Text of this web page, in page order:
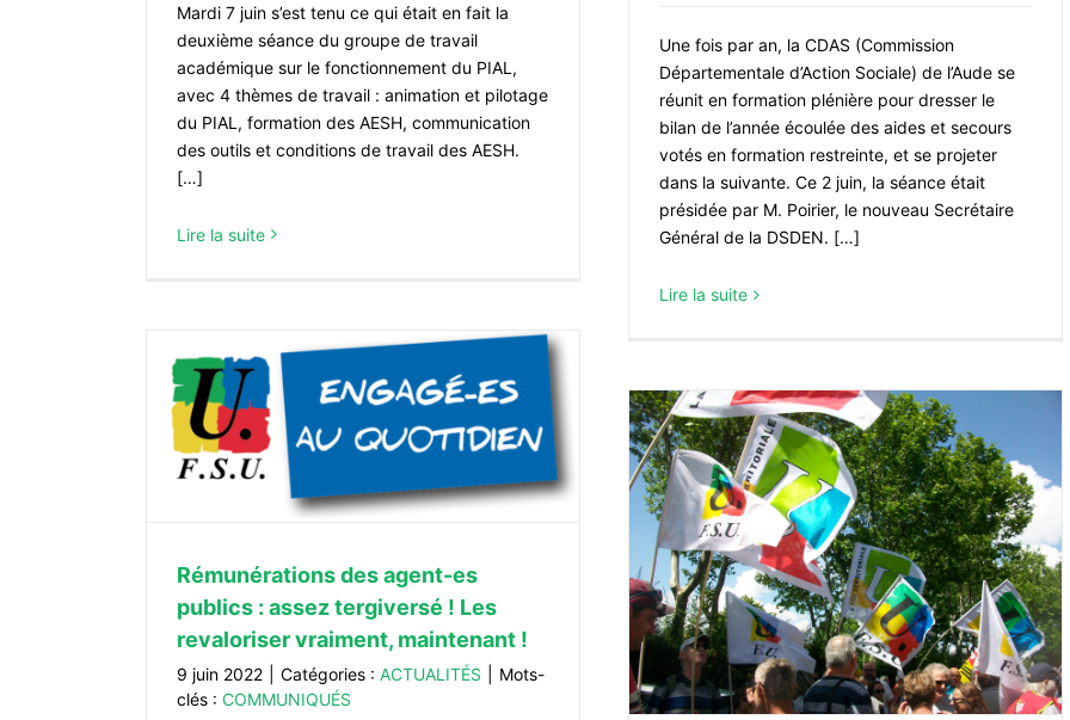
Mardi 7 juin s’est tenu ce qui était en fait la
deuxième séance du groupe de travail
académique sur le fonctionnement du PIAL,
avec 4 thèmes de travail : animation et pilotage
du PIAL, formation des AESH, communication
des outils et conditions de travail des AESH.
[…]
Lire la suite
Une fois par an, la CDAS (Commission
Départementale d’Action Sociale) de l’Aude se
réunit en formation plénière pour dresser le
bilan de l’année écoulée des aides et secours
votés en formation restreinte, et se projeter
dans la suivante. Ce 2 juin, la séance était
présidée par M. Poirier, le nouveau Secrétaire
Général de la DSDEN. […]
Lire la suite
Rémunérations des agent-es
publics : assez tergiversé ! Les
revaloriser vraiment, maintenant !
9 juin 2022 Catégories : ACTUALITÉS
Mots-
clés : COMMUNIQUÉS
absurde !
ACTUALITÉS